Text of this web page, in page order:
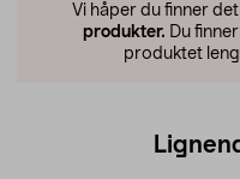
Vi håper du finner
produkter. Du
produktet